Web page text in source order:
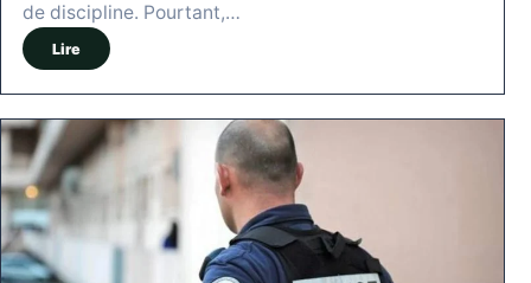
de discipline. Pourtant,…
Lire